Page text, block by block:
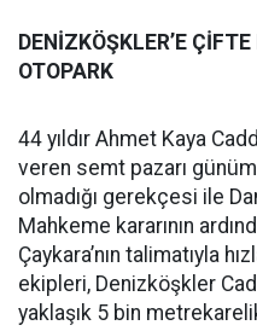
DENİZKÖŞKLER’E
OTOPARK
44 yıldır Ahmet Kaya
veren semt pazarı
olmadığı gerekçesi ile
Mahkeme kararının
Çaykara’nın talimatıyla
ekipleri, Denizköşkler
yaklaşık 5 bin